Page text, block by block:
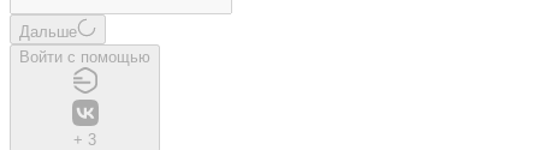
Дальше
Войти с помощью
+ 3